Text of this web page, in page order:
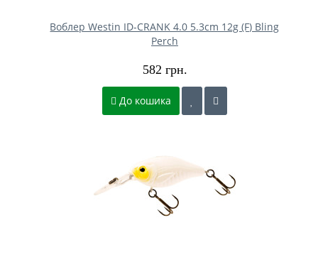
Воблер Westin ID-CRANK 4.0 5.3cm 12g (F) Bling
Perch
582 грн.
До кошика